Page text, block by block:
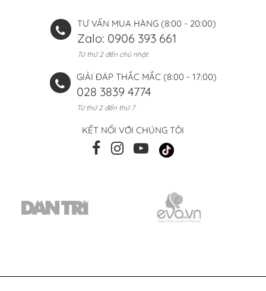
TƯ VẤN MUA HÀNG (8:00 - 20:00)
Zalo: 0906 393 661
Từ thứ 2 đến chủ nhật
GIẢI ĐÁP THẮC MẮC (8:00 - 17:00)
028 3839 4774
Từ thứ 2 đến thứ 7
KẾT NỐI VỚI CHÚNG TÔI